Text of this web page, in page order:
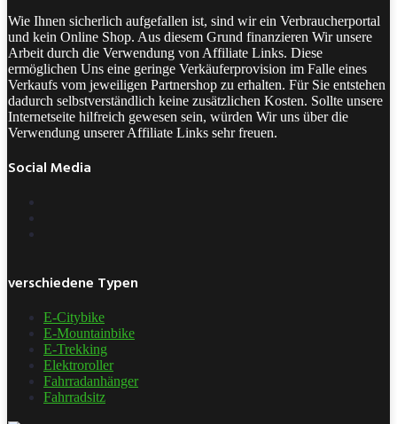
Wie Ihnen sicherlich aufgefallen ist, sind wir ein Verbraucherportal
und kein Online Shop. Aus diesem Grund finanzieren Wir unsere
Arbeit durch die Verwendung von Affiliate Links. Diese
ermöglichen Uns eine geringe Verkäuferprovision im Falle eines
Verkaufs vom jeweiligen Partnershop zu erhalten. Für Sie entstehen
dadurch selbstverständlich keine zusätzlichen Kosten. Sollte unsere
Internetseite hilfreich gewesen sein, würden Wir uns über die
Verwendung unserer Affiliate Links sehr freuen.
Social Media
verschiedene Typen
E-Citybike
E-Mountainbike
E-Trekking
Elektroroller
Fahrradanhänger
Fahrradsitz